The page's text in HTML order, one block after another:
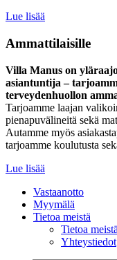
Lue lisää
Ammattilaisille
Villa Manus on
asiantuntija –
terveydenhuollon
Tarjoamme laajan
pienapuvälineitä sekä
Autamme myös
tarjoamme koulutusta
Lue lisää
Vastaanotto
Myymälä
Tietoa meistä
Tietoa meistä
Yhteystiedot